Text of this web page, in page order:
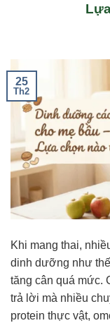
25
Th2
Khi mang thai,
dinh dưỡng như
tăng cân quá mức.
trả lời mà nhiều
protein thực vật,